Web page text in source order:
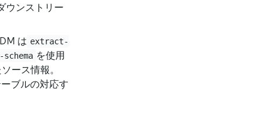
ウンストリー
は extract-
を使用
ース情報。
ブルの対応す